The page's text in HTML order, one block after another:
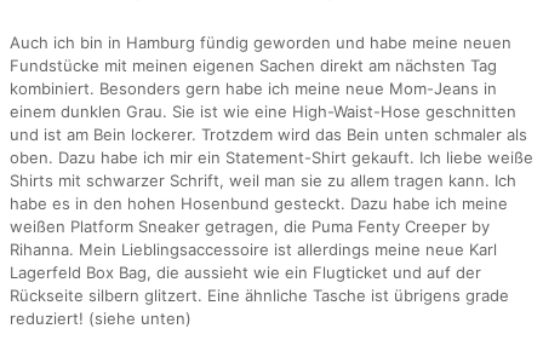
Auch ich bin in Hamburg fündig geworden und habe meine neuen
Fundstücke mit meinen eigenen Sachen direkt am nächsten Tag
kombiniert. Besonders gern habe ich meine neue Mom-Jeans in
einem dunklen Grau. Sie ist wie eine High-Waist-Hose geschnitten
und ist am Bein lockerer. Trotzdem wird das Bein unten schmaler als
oben. Dazu habe ich mir ein Statement-Shirt gekauft. Ich liebe weiße
Shirts mit schwarzer Schrift, weil man sie zu allem tragen kann. Ich
habe es in den hohen Hosenbund gesteckt. Dazu habe ich meine
weißen Platform Sneaker getragen, die Puma Fenty Creeper by
Rihanna. Mein Lieblingsaccessoire ist allerdings meine neue Karl
Lagerfeld Box Bag, die aussieht wie ein Flugticket und auf der
Rückseite silbern glitzert. Eine ähnliche Tasche ist übrigens grade
reduziert! (siehe unten)